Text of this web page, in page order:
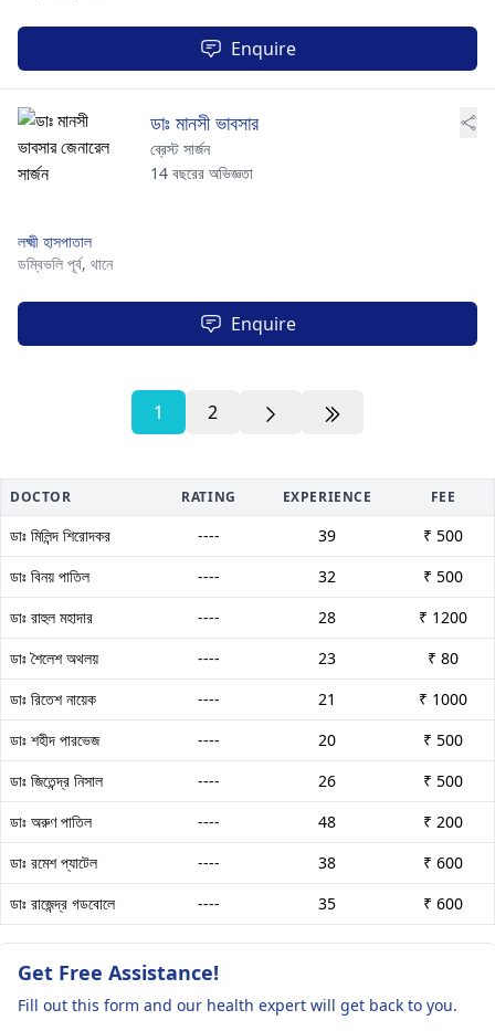
Enquire
ডাঃ মানসী ভাবসার
ব্রেস্ট সার্জন
14 বছরের অভিজ্ঞতা
লক্ষ্মী হাসপাতাল
ডম্বিভলি পূর্ব, থানে
Enquire
1 2
DOCTOR RATING EXPERIENCE FEE
ডাঃ মিলিন্দ শিরোদকর ---- 39
₹ 500
ডাঃ বিনয় পাতিল
---- 32
₹ 500
ডাঃ রাহুল মহাদার
---- 28
₹ 1200
ডাঃ শৈলেশ অথলয়
---- 23
₹ 80
ডাঃ রিতেশ নায়েক
---- 21
₹ 1000
ডাঃ শহীদ পারভেজ
---- 20
₹ 500
ডাঃ জিতেন্দ্র নিসাল
---- 26
₹ 500
ডাঃ অরুণ পাতিল
---- 48
₹ 200
ডাঃ রমেশ প্যাটেল
---- 38
₹ 600
ডাঃ রাজেন্দ্র গডবোলে
---- 35 ₹ 600
Get Free Assistance!
Fill out this form and our health expert will get back to you.